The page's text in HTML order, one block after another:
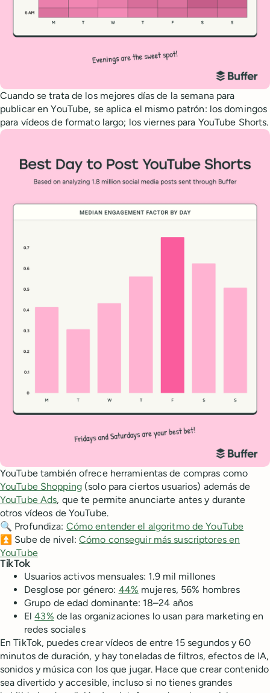
Cuando se trata de los mejores días de la semana para
publicar en YouTube, se aplica el mismo patrón: los domingos
para vídeos de formato largo; los viernes para YouTube Shorts.
YouTube también ofrece herramientas de compras como
YouTube Shopping(solo para ciertos usuarios) además de
YouTube Ads, que te permite anunciarte antes y durante
otros vídeos de YouTube.
🔍 Profundiza: Cómo entender el algoritmo de YouTube
⏫ Sube de nivel:Cómo conseguir más suscriptores en
YouTube
TikTok
Usuarios activos mensuales: 1.9 mil millones
Desglose por género: 44% mujeres, 56% hombres
Grupo de edad dominante: 18–24 años
El43% de las organizaciones lo usan para marketing en
redes sociales
En TikTok, puedes crear vídeos de entre 15 segundos y 60
minutos de duración, y hay toneladas de filtros, efectos de IA,
sonidos y música con los que jugar. Hace que crear contenido
sea divertido y accesible, incluso si no tienes grandes